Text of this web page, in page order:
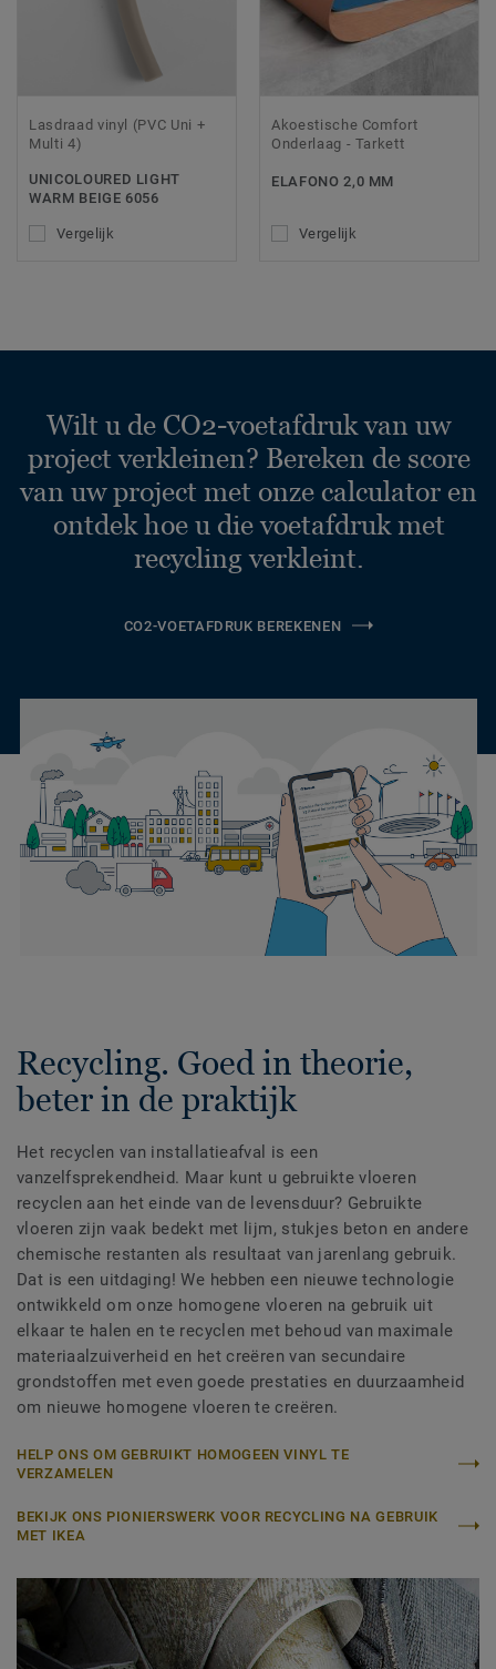
Lasdraad vinyl (PVC Uni +
Multi 4)
UNICOLOURED LIGHT
WARM BEIGE 6056
Vergelijk
Akoestische Comfort
Onderlaag - Tarkett
ELAFONO 2,0 MM
Vergelijk
Wilt u de CO2-voetafdruk van uw
project verkleinen? Bereken de score
van uw project met onze calculator en
ontdek hoe u die voetafdruk met
recycling verkleint.
CO2-VOETAFDRUK BEREKENEN
Recycling. Goed in theorie,
beter in de praktijk
Het recyclen van installatieafval is een
vanzelfsprekendheid. Maar kunt u gebruikte vloeren
recyclen aan het einde van de levensduur? Gebruikte
vloeren zijn vaak bedekt met lijm, stukjes beton en andere
chemische restanten als resultaat van jarenlang gebruik.
Dat is een uitdaging! We hebben een nieuwe technologie
ontwikkeld om onze homogene vloeren na gebruik uit
elkaar te halen en te recyclen met behoud van maximale
materiaalzuiverheid en het creëren van secundaire
grondstoffen met even goede prestaties en duurzaamheid
om nieuwe homogene vloeren te creëren.
HELP ONS OM GEBRUIKT HOMOGEEN VINYL TE
VERZAMELEN
BEKIJK ONS PIONIERSWERK VOOR RECYCLING NA GEBRUIK
MET IKEA